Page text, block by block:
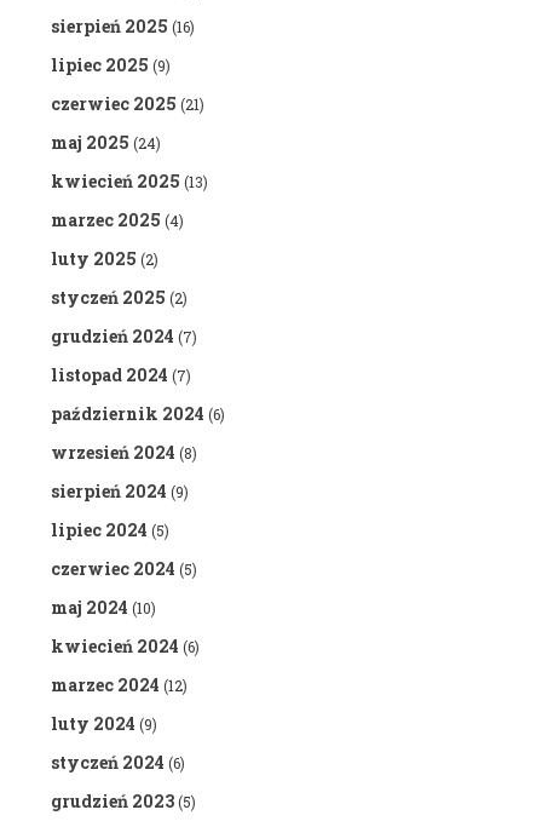
sierpień 2025 (16)
lipiec 2025 (9)
czerwiec 2025 (21)
maj 2025 (24)
kwiecień 2025 (13)
marzec 2025 (4)
luty 2025 (2)
styczeń 2025 (2)
grudzień 2024 (7)
listopad 2024 (7)
październik 2024 (6)
wrzesień 2024 (8)
sierpień 2024 (9)
lipiec 2024 (5)
czerwiec 2024 (5)
maj 2024 (10)
kwiecień 2024 (6)
marzec 2024 (12)
luty 2024 (9)
styczeń 2024 (6)
grudzień 2023(5)